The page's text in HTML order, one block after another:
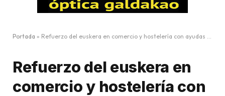
Portada » Refuerzo del euskera en comercio y hostelería con ayudas y cursos
Refuerzo del euskera en
comercio y hostelería con